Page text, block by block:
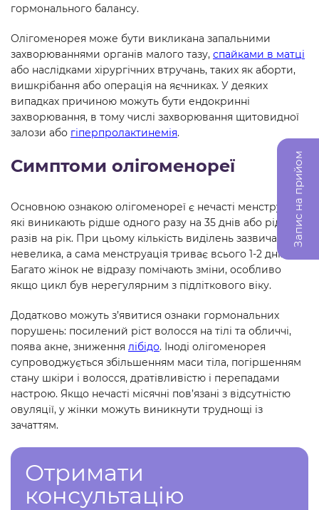
гормонального балансу.
Олігоменорея може бути викликана запальними
захворюваннями органів малого тазу, спайками в матці
або наслідками хірургічних втручань, таких як аборти,
вишкрібання або операція на яєчниках. У деяких
випадках причиною можуть бути ендокринні
захворювання, в тому числі захворювання щитовидної
залози або гіперпролактинемія.
Симптоми олігоменореї
Основною ознакою олігоменореї є нечасті менструації,
які виникають рідше одного разу на 35 днів або рідше 9
разів на рік. При цьому кількість виділень зазвичай
невелика, а сама менструація триває всього 1-2 дні.
Багато жінок не відразу помічають зміни, особливо
якщо цикл був нерегулярним з підліткового віку.
Додатково можуть з’явитися ознаки гормональних
порушень: посилений ріст волосся на тілі та обличчі,
поява акне, зниження лібідо. Іноді олігоменорея
супроводжується збільшенням маси тіла, погіршенням
стану шкіри і волосся, дратівливістю і перепадами
настрою. Якщо нечасті місячні пов’язані з відсутністю
овуляції, у жінки можуть виникнути труднощі із
зачаттям.
Отримати
консультацію
Запис на прийом